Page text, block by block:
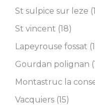
St sulpice sur leze
St vincent (18)
Lapeyrouse fossat
Gourdan polignan
Montastruc la
Vacquiers (15)